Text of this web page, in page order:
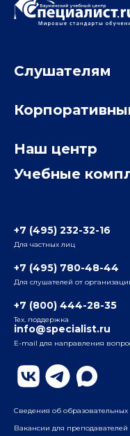
Учебные
Радио
ул. Радио, д.24,
ул. Воронцовская, д.
Бауманский
ул. Бауманская, д. 6,
Плаза», 4-й этаж
Слушателям
Мастер-классы и
Отзывы компаний
Наш центр
Информация о центре
+7 (495) 232-32-16
Для частных лиц
+7 (495) 780-48-44
Для слушателей от
+7 (800) 444-28-35
Тех. поддержка
info@specialist.ru
E-mail для направления
Сведения об образовательных
Вакансии для преподавателей